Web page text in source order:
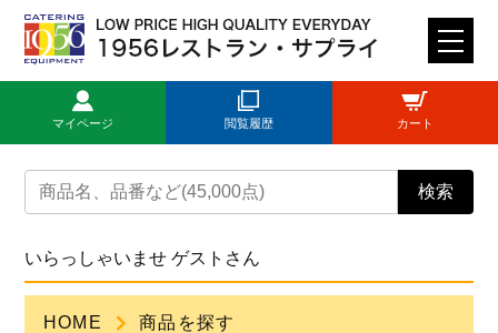
M
E
U
検索
マイページ 閲覧履歴 カート
トップページ
新規登録
いらっしゃいませ ゲストさん
HOME
商品を探す